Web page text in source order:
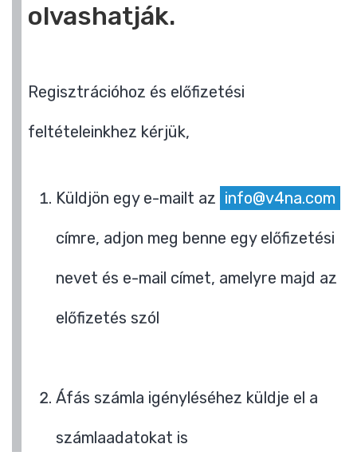
olvashatják.
Regisztrációhoz és előfizetési
feltételeinkhez kérjük,
Küldjön egy e-mailt az info@v4na.com
címre, adjon meg benne egy előfizetési
nevet és e-mail címet, amelyre majd az
előfizetés szól
Áfás számla igényléséhez küldje el a
számlaadatokat is